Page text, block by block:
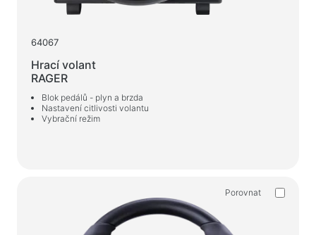
Počítačové komponenty
Zdroj
Počítačové skříně
Ochrana napájení elektřinou
Napájecí prodlužovací kabely
Rozbočovač zástrčky
Stabilizátory napětí
64067
Hrací volant
RAGER
Blok pedálů - plyn a brzda
Nastavení citlivosti volantu
Vybrační režim
Porovnat